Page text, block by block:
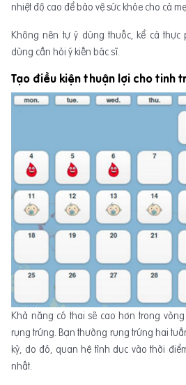
nhiệt độ cao để bảo vệ sức khỏe cho cả
Không nên tự ý dùng thuốc, kể cả thực
dùng cần hỏi ý kiến bác sĩ.
Tạo điều kiện thuận lợi cho tinh
Khả năng có thai sẽ cao hơn trong
rụng trứng. Bạn thường rụng trứng hai
kỳ, do đó, quan hệ tình dục vào thời
nhất.